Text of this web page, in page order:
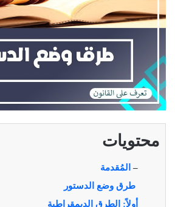
محتويات
– المُقدمة
طرق وضع الدستور
أولاً: الطرق الديمقراطية